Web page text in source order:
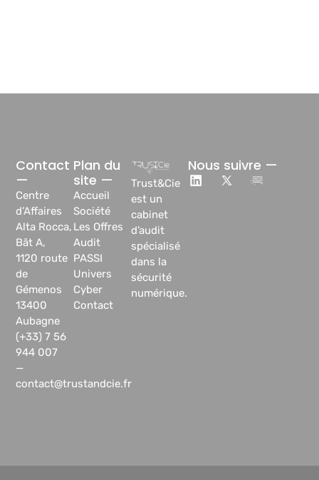
Trust&Cie
est un
cabinet
d’audit
spécialisé
dans la
sécurité
numérique.
Plan du
site —
Accueil
Société
Les Offres
Audit
PASSI
Univers
Cyber
Contact
Contact
—
Centre
d’Affaires
Alta Rocca,
Bât A,
1120 route
de
Gémenos
13400
Aubagne
(+33) 7 56
944 007
—
contact@trustandcie.fr
Nous suivre —